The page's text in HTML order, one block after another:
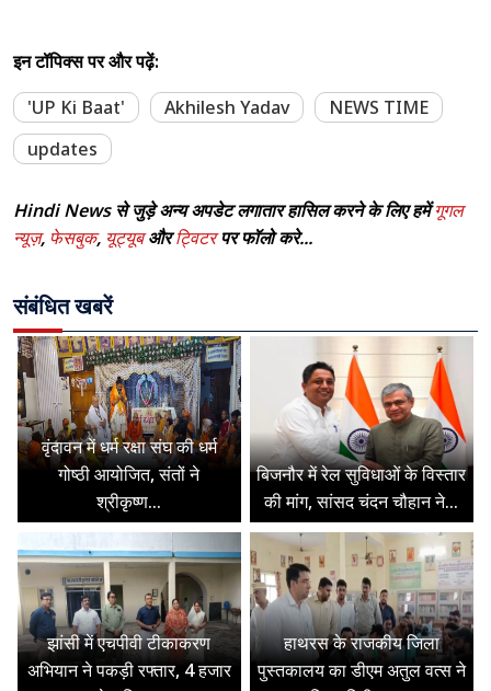
इन टॉपिक्स पर और पढ़ें:
'UP Ki Baat'
Akhilesh Yadav
NEWS TIME
updates
Hindi News से जुड़े अन्य अपडेट लगातार हासिल करने के लिए हमेंगूगल
न्यूज़, फेसबुक, यूट्यूबऔरट्विटरपर फॉलो करे...
संबंधित खबरें
वृंदावन में धर्म रक्षा संघ की धर्म
गोष्ठी आयोजित, संतों ने
श्रीकृष्ण...
बिजनौर में रेल सुविधाओं के विस्तार
की मांग, सांसद चंदन चौहान ने...
झांसी में एचपीवी टीकाकरण
अभियान ने पकड़ी रफ्तार, 4 हजार
हाथरस के राजकीय जिला
पुस्तकालय का डीएम अतुल वत्स ने